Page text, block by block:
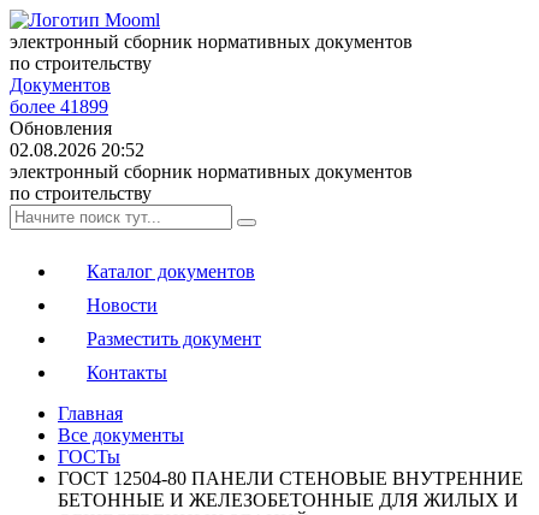
электронный сборник нормативных документов
по строительству
Документов
более 41899
Обновления
02.08.2026 20:52
электронный сборник нормативных документов
по строительству
Каталог документов
Новости
Разместить документ
Контакты
Главная
Все документы
ГОСТы
ГОСТ 12504-80 ПАНЕЛИ СТЕНОВЫЕ ВНУТРЕННИЕ
БЕТОННЫЕ И ЖЕЛЕЗОБЕТОННЫЕ ДЛЯ ЖИЛЫХ И